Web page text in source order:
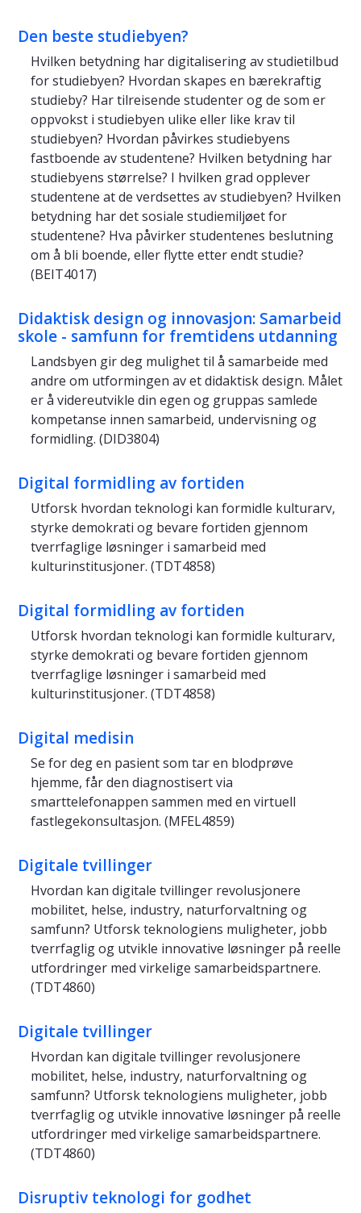
Den beste studiebyen?
Hvilken betydning har digitalisering av studietilbud
for studiebyen? Hvordan skapes en bærekraftig
studieby? Har tilreisende studenter og de som er
oppvokst i studiebyen ulike eller like krav til
studiebyen? Hvordan påvirkes studiebyens
fastboende av studentene? Hvilken betydning har
studiebyens størrelse? I hvilken grad opplever
studentene at de verdsettes av studiebyen? Hvilken
betydning har det sosiale studiemiljøet for
studentene? Hva påvirker studentenes beslutning
om å bli boende, eller flytte etter endt studie?
(BEIT4017)
Didaktisk design og innovasjon: Samarbeid
skole - samfunn for fremtidens utdanning
Landsbyen gir deg mulighet til å samarbeide med
andre om utformingen av et didaktisk design. Målet
er å videreutvikle din egen og gruppas samlede
kompetanse innen samarbeid, undervisning og
formidling. (DID3804)
Digital formidling av fortiden
Utforsk hvordan teknologi kan formidle kulturarv,
styrke demokrati og bevare fortiden gjennom
tverrfaglige løsninger i samarbeid med
kulturinstitusjoner. (TDT4858)
Digital formidling av fortiden
Utforsk hvordan teknologi kan formidle kulturarv,
styrke demokrati og bevare fortiden gjennom
tverrfaglige løsninger i samarbeid med
kulturinstitusjoner. (TDT4858)
Digital medisin
Se for deg en pasient som tar en blodprøve
hjemme, får den diagnostisert via
smarttelefonappen sammen med en virtuell
fastlegekonsultasjon. (MFEL4859)
Digitale tvillinger
Hvordan kan digitale tvillinger revolusjonere
mobilitet, helse, industry, naturforvaltning og
samfunn? Utforsk teknologiens muligheter, jobb
tverrfaglig og utvikle innovative løsninger på reelle
utfordringer med virkelige samarbeidspartnere.
(TDT4860)
Digitale tvillinger
Hvordan kan digitale tvillinger revolusjonere
mobilitet, helse, industry, naturforvaltning og
samfunn? Utforsk teknologiens muligheter, jobb
tverrfaglig og utvikle innovative løsninger på reelle
utfordringer med virkelige samarbeidspartnere.
(TDT4860)
Disruptiv teknologi for godhet